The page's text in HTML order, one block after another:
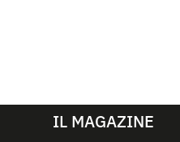
IL MAGAZINE